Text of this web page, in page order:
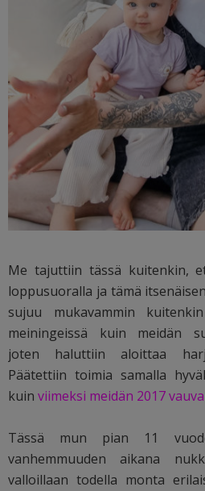
Me tajuttiin tässä kuitenkin,
loppusuoralla ja tämä
sujuu mukavammin
meiningeissä kuin meidän
joten haluttiin aloittaa
Päätettiin toimia samalla
kuin viimeksi meidän 2017
Tässä mun pian 11
vanhemmuuden aikana
valloillaan todella monta